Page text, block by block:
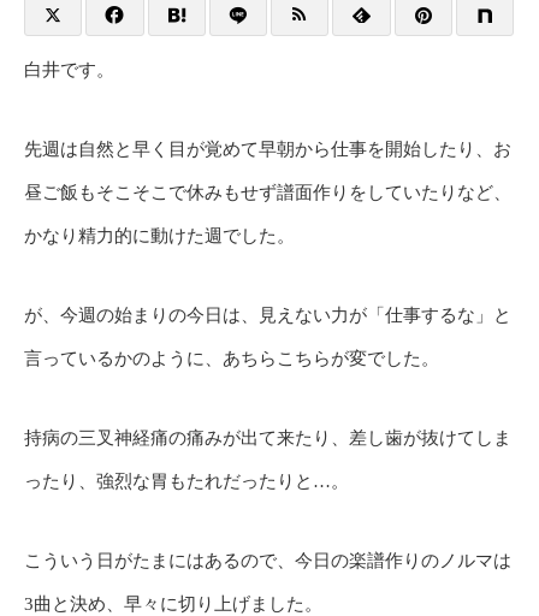
白井です。
先週は自然と早く目が覚めて早朝から仕事を開始したり、お
昼ご飯もそこそこで休みもせず譜面作りをしていたりなど、
かなり精力的に動けた週でした。
が、今週の始まりの今日は、見えない力が「仕事するな」と
言っているかのように、あちらこちらが変でした。
持病の三叉神経痛の痛みが出て来たり、差し歯が抜けてしま
ったり、強烈な胃もたれだったりと…。
こういう日がたまにはあるので、今日の楽譜作りのノルマは
3曲と決め、早々に切り上げました。